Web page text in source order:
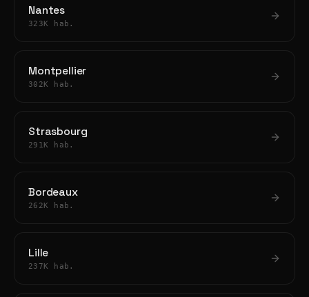
Nantes
323K hab.
Montpellier
302K hab.
Strasbourg
291K hab.
Bordeaux
262K hab.
Lille
237K hab.